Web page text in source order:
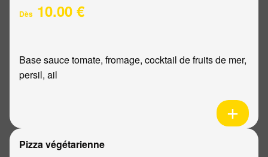
Dès 10.00 €
Base sauce tomate, fromage, cocktail de fruits de mer,
persil, ail
Pizza végétarienne